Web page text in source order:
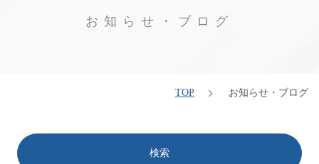
お知らせ・ブログ
TOP お知らせ・ブログ
検索